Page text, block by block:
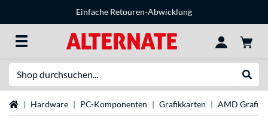
Einfache Retouren-Abwicklung
StartseiteHardware PC-Komponenten Grafikkarten AMD